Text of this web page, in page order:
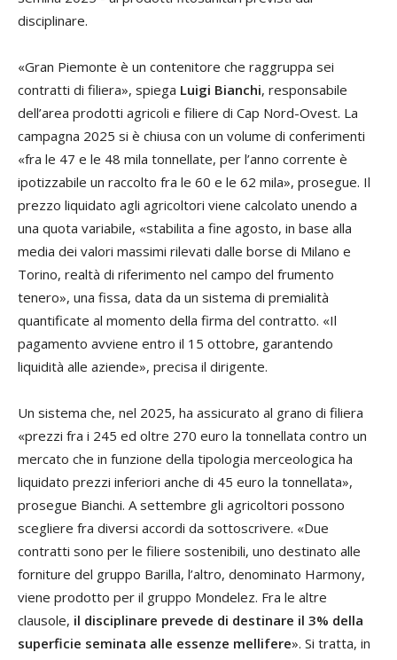
disciplinare.
«Gran Piemonte è un contenitore che raggruppa sei
contratti di filiera», spiega Luigi Bianchi, responsabile
dell’area prodotti agricoli e filiere di Cap Nord-Ovest. La
campagna 2025 si è chiusa con un volume di conferimenti
«fra le 47 e le 48 mila tonnellate, per l’anno corrente è
ipotizzabile un raccolto fra le 60 e le 62 mila», prosegue. Il
prezzo liquidato agli agricoltori viene calcolato unendo a
una quota variabile, «stabilita a fine agosto, in base alla
media dei valori massimi rilevati dalle borse di Milano e
Torino, realtà di riferimento nel campo del frumento
tenero», una fissa, data da un sistema di premialità
quantificate al momento della firma del contratto. «Il
pagamento avviene entro il 15 ottobre, garantendo
liquidità alle aziende», precisa il dirigente.
Un sistema che, nel 2025, ha assicurato al grano di filiera
«prezzi fra i 245 ed oltre 270 euro la tonnellata contro un
mercato che in funzione della tipologia merceologica ha
liquidato prezzi inferiori anche di 45 euro la tonnellata»,
prosegue Bianchi. A settembre gli agricoltori possono
scegliere fra diversi accordi da sottoscrivere. «Due
contratti sono per le filiere sostenibili, uno destinato alle
forniture del gruppo Barilla, l’altro, denominato Harmony,
viene prodotto per il gruppo Mondelez. Fra le altre
clausole, il disciplinare prevede di destinare il 3% della
superficie seminata alle essenze mellifere». Si tratta, in